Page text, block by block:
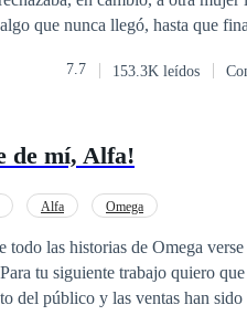
que nunca llegó, hasta que
mis
amará eternamente. Por eso,
7.7 153.3K leídos
de mí, Alfa!
Alfa
Omega
todo las historias de Omega verse